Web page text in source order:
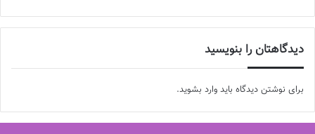
💻منبع:فوتبالز 📸عکس:باشگاه پرسپولیس
◾️با فوتبالز همراه شوید
دیدگاهتان را بنویسید
برای نوشتن دیدگاه باید وارد بشوید.